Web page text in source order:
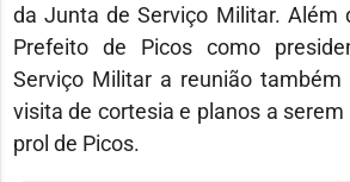
da Junta de Serviço Militar. Além
Prefeito de Picos como
Serviço Militar a reunião
visita de cortesia e planos a
prol de Picos.